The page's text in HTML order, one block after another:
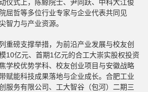
仪式上，陈鲸院士、尹同跃、中科大江俊
屈哲等多位行业专家与企业代表共同见
智力与产业资源。
重磅支撑举措，为前沿产业发展与校友创
10亿元、首期1亿元的合工大崇实股权投资
学校优势学科、校友创业项目与安徽战略
赋能科技成果落地与企业成长。合肥工业
服务有限公司、工大智谷（包河）二期三